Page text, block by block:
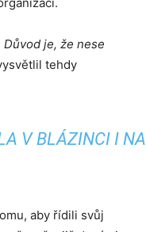
je, že nese
tehdy
V BLÁZINCI I NA
aby řídili svůj